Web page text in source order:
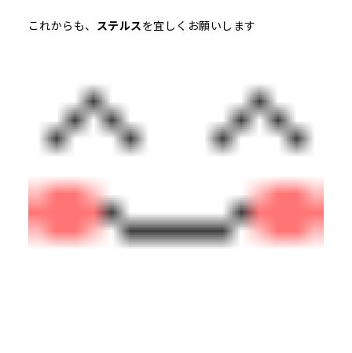
これからも、 ステルスを宜しくお願いします